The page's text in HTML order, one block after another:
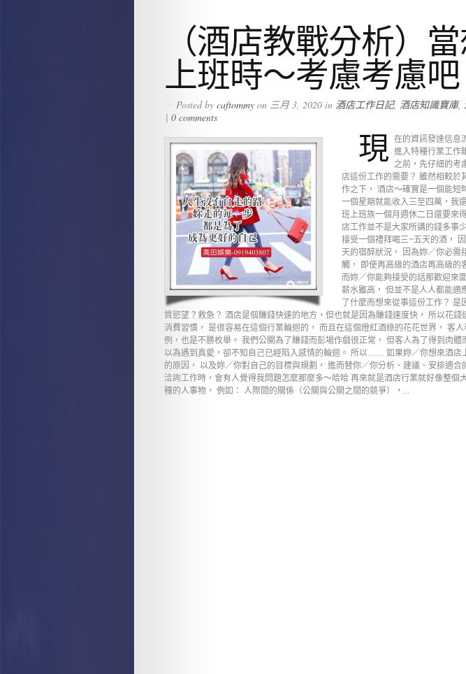
（酒店教戰分析）
上班時～考慮考慮吧
» Posted by caftommy on 三月 3, 2020 in 酒店工作日記, 酒店知識寶庫,
| 0 comments
現 在的資訊發達信息
進入特種行業工作
之前，先仔細的考
店這份工作的需要？ 雖然相較於
作之下， 酒店～確實是一個能短
一個星期就能收入三至四萬，我
班上班族一個月週休二日還要
店工作並不是大家所講的錢多事
接受一個禮拜喝三~五天的酒，
天的宿醉狀況， 因為妳／你必需
觸， 即使再高級的酒店再高級的
而妳／你能夠接受的話那歡迎來
薪水雖高， 但並不是人人都能適
了什麼而想來從事這份工作？
質慾望？救急？ 酒店是個賺錢快速的地方，但也就是因為賺錢速度快， 所以花
消費習慣， 是很容易在這個行業輪迴的， 而且在這個燈紅酒綠的花花世界， 客
例，也是不勝枚舉。 我們公關為了賺錢而彭場作戲很正常， 但客人為了得到肉體
以為遇到真愛，卻不知自己已經陷入感情的輪迴。 所以…… 如果妳／你想來酒店
的原因， 以及妳／你對自己的目標與規劃， 進而替你／你分析、建議、安排適
洽詢工作時，會有人覺得我問題怎麼那麼多～哈哈 再來就是酒店行業就好像整個
種的人事物， 例如： 人際間的關係（公關與公關之間的競爭），...